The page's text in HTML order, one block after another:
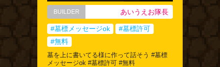
BUILDER あいうえお隊長
#墓標メッセージok
#墓標許可
#無料
墓を上に書いてる様に作って話そう #墓標
メッセージok #墓標許可 #無料